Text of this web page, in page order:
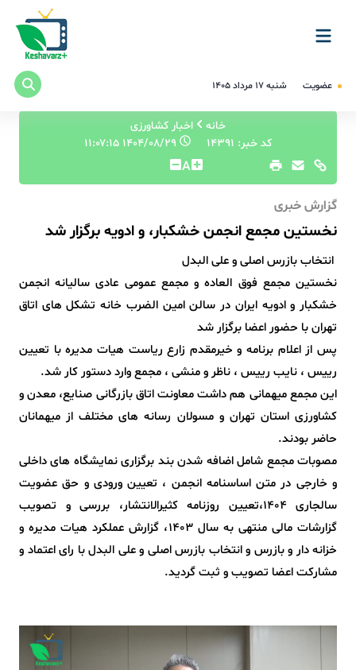
عضویت شنبه ۱۷ مرداد ۱۴۰۵
خانه
اخبار کشاورزی
کد خبر: 14391
۱۴۰۴/۰۸/۲۹ ۱۱:۰۷:۱۵
A
گزارش خبری
نخستین مجمع انجمن خشکبار، و ادویه برگزار شد
انتخاب بازرس اصلی و علی البدل
نخستین مجمع فوق العاده و مجمع عمومی عادی سالیانه انجمن
خشکبار و ادویه ایران در سالن امین الضرب خانه تشکل های اتاق
تهران با حضور اعضا برگزار شد
پس از اعلام برنامه و خیرمقدم زارع ریاست هیات مدیره با تعیین
رییس ، نایب رییس ، ناظر و منشی ، مجمع وارد دستور کار شد.
این مجمع میهمانی هم داشت معاونت اتاق بازرگانی صنایع، معدن و
کشاورزی استان تهران و مسولان رسانه های مختلف از میهمانان
حاضر بودند.
مصوبات مجمع شامل اضافه شدن بند برگزاری نمایشگاه های داخلی
و خارجی در متن اساسنامه انجمن ، تعیین ورودی و حق عضویت
سالجاری ۱۴۰۴،تعیین روزنامه کثیرالانتشار، بررسی و تصویب
گزارشات مالی منتهی به سال ۱۴۰۳، گزارش عملکرد هیات مدیره و
خزانه دار و بازرس و انتخاب بازرس اصلی و علی البدل با رای اعتماد و
مشارکت اعضا تصویب و ثبت گردید.